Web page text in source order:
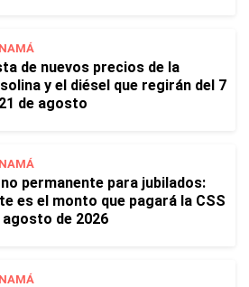
de nuevos precios de la
y el diésel que regirán del 7
de agosto
permanente para jubilados:
es el monto que pagará la CSS
agosto de 2026